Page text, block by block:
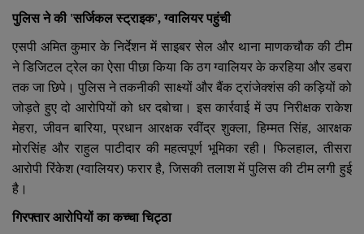
पुलिस ने की 'सर्जिकल स्ट्राइक', ग्वालियर पहुंची
एसपी अमित कुमार के निर्देशन में साइबर सेल और थाना माणकचौक की टीम
ने डिजिटल ट्रेल का ऐसा पीछा किया कि ठग ग्वालियर के करहिया और डबरा
तक जा छिपे। पुलिस ने तकनीकी साक्ष्यों और बैंक ट्रांजेक्शंस की कड़ियों को
जोड़ते हुए दो आरोपियों को धर दबोचा। इस कार्रवाई में उप निरीक्षक राकेश
मेहरा, जीवन बारिया,प्रधान आरक्षक रवींद्र शुक्ला, हिम्मत सिंह,आरक्षक
मोरसिंह और राहुल पाटीदार की महत्वपूर्ण भूमिका रही। फिलहाल,तीसरा
आरोपी रिंकेश (ग्वालियर) फरार है, जिसकी तलाश में पुलिस की टीम लगी हुई
है।
गिरफ्तार आरोपियों का कच्चा चिट्ठा